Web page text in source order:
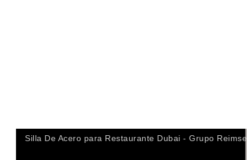
Silla De Acero para Restaurante Dubai - Grupo Reimse